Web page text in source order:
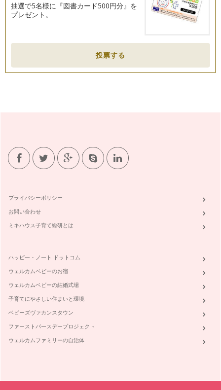
紅茶をおいしく飲むためのカップの選び方
紅茶を飲むためにはカップが必要ですね。 大きめな陶器製の
優雅な香りの紅茶ーダージリンー
紅茶と聞くと一番に「ダージリン」を思い浮かべる方が多いよ
うです。インド北東部のヒマラヤ山麓…
むための特別なフレーバード・ティー…
クリスマスシーズンに楽しむアレンジティー
寒い日はあたたかいミルクティーのお話
寒い日に飲むミルクティーは心も体も温まります。 イギリス
ではTea with mi…
と、話すママがいますが、紅茶の国イギ…
忙しくても紅茶が飲みたい時には、やはりティーバッグの方が
便利です。カップにポンと入れるだけ…
おうちで簡単アフタヌーンティーパーティー
ホテルやティールームで行われる優雅なアフタヌーンティー。
行ってはみたいのだけど、…
抽選で5名様に『図書カード500円分』を
プレゼント。
投票する
プライバシーポリシー
お問い合わせ
ミキハウス子育て総研とは
ハッピー・ノート ドットコム
ウェルカムベビーのお宿
ウェルカムベビーの結婚式場
子育てにやさしい住まいと環境
ベビーズヴァカンスタウン
ファーストバースデープロジェクト
ウェルカムファミリーの自治体